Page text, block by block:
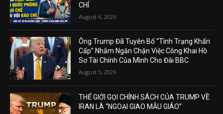
CHÍ
August 6, 2026
Ông Trump Đã Tuyên Bố “Tình Trạng Khẩn
Cấp” Nhằm Ngăn Chặn Việc Công Khai Hồ
Sơ Tài Chính Của Mình Cho Đài BBC
August 5, 2026
THẾ GIỚI GỌI CHÍNH SÁCH CỦA TRUMP VỀ
IRAN LÀ “NGOẠI GIAO MẪU GIÁO”